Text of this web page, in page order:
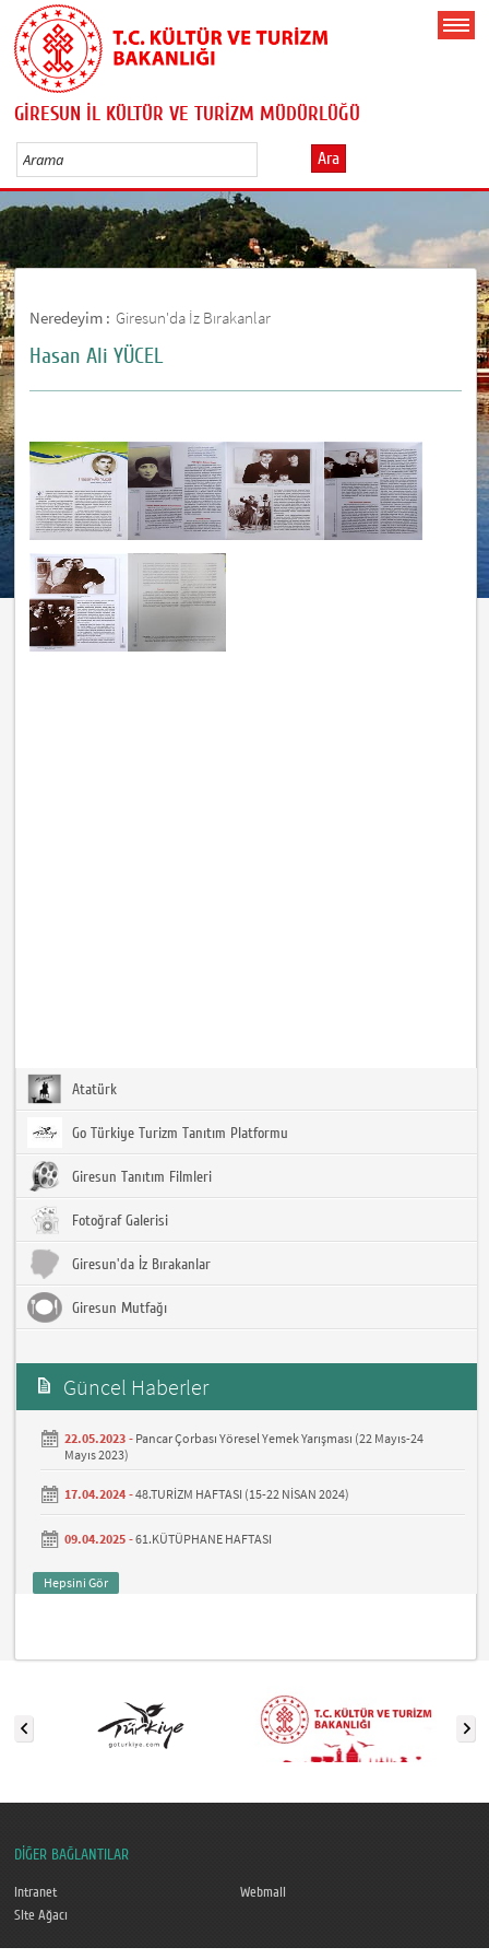
GİRESUN İL KÜLTÜR VE TURİZM MÜDÜRLÜĞÜ
Ara
Neredeyim : Giresun'da İz Bırakanlar
Hasan Ali YÜCEL
Atatürk
Go Türkiye Turizm Tanıtım Platformu
Giresun Tanıtım Filmleri
Fotoğraf Galerisi
Giresun'da İz Bırakanlar
Giresun Mutfağı
Güncel Haberler
22.05.2023 - Pancar Çorbası Yöresel Yemek Yarışması (22 Mayıs-24
Mayıs 2023)
17.04.2024 -48.TURİZM HAFTASI (15-22 NİSAN 2024)
09.04.2025 -61.KÜTÜPHANE HAFTASI
Hepsini Gör
DİĞER BAĞLANTILAR
Intranet
Webmail
Site Ağacı